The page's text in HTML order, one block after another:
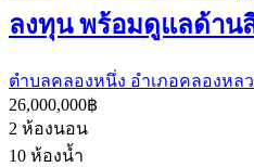
ลงทุน พร้อมดูแลด้าน
ตำบลคลองหนึ่ง อำเภอคลองหล
26,000,000฿
2 ห้องนอน
10 ห้องน้ำ